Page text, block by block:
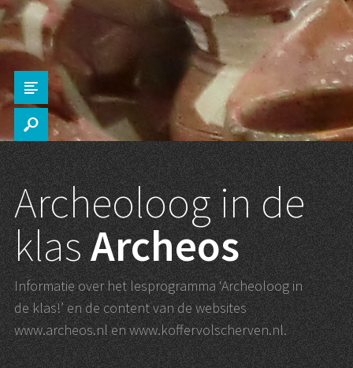
Z
s
Archeoloog in de
klasArcheos
Informatie over het lesprogramma ‘Archeoloog in
de klas!’ en de content van de websites
www.archeos.nl en www.koffervolscherven.nl.